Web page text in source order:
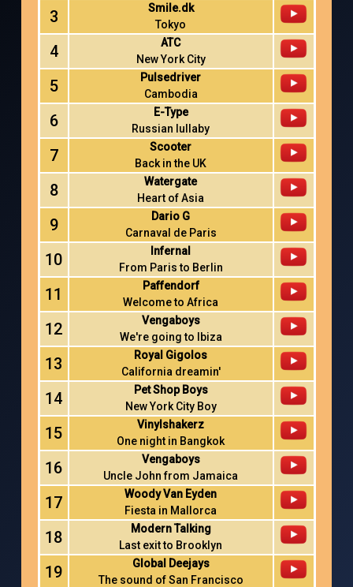
3
Smile.dk
Tokyo
4
ATC
New York City
5
Pulsedriver
Cambodia
6
E-Type
Russian lullaby
7
Scooter
Back in the UK
8
Watergate
Heart of Asia
9
Dario G
Carnaval de Paris
10
Infernal
From Paris to Berlin
11
Paffendorf
Welcome to Africa
12
Vengaboys
We're going to Ibiza
13
Royal Gigolos
California dreamin'
14
Pet Shop Boys
New York City Boy
15
Vinylshakerz
One night in Bangkok
16
Vengaboys
Uncle John from Jamaica
17
Woody Van Eyden
Fiesta in Mallorca
18
Modern Talking
Last exit to Brooklyn
19
Global Deejays
The sound of San Francisco